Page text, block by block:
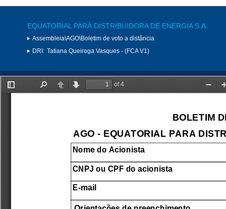
EQUATORIAL PARÁ DISTRIBUIDORA DE ENERGIA S.A.
Assembleia\AGO\Boletim de voto a distância
DRI: Tatiana Queiroga Vasques - (FCA V1)